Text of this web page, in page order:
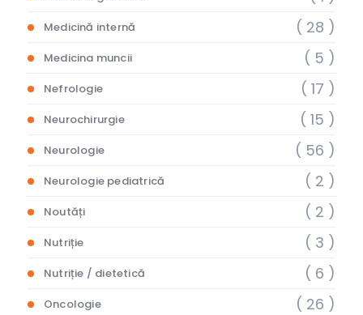
Medicină internă ( 28 )
Medicina muncii ( 5 )
Nefrologie ( 17 )
Neurochirurgie ( 15 )
Neurologie ( 56 )
Neurologie pediatrică ( 2 )
Noutăți ( 2 )
Nutriție ( 3 )
Nutriție / dietetică ( 6 )
Oncologie ( 26 )